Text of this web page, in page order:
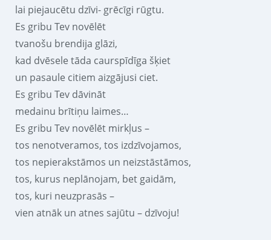
lai piejaucētu dzīvi- grēcīgi rūgtu.
Es gribu Tev novēlēt
tvanošu brendija glāzi,
kad dvēsele tāda caurspīdīga šķiet
un pasaule citiem aizgājusi ciet.
Es gribu Tev dāvināt
medainu brītiņu laimes…
Es gribu Tev novēlēt mirkļus –
tos nenotveramos, tos izdzīvojamos,
tos nepierakstāmos un neizstāstāmos,
tos, kurus neplānojam, bet gaidām,
tos, kuri neuzprasās –
vien atnāk un atnes sajūtu – dzīvoju!